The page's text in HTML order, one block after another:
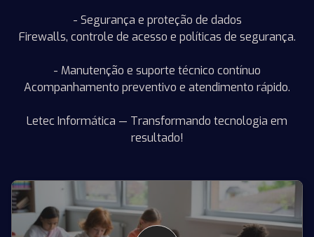
- Segurança e proteção de dados
Firewalls, controle de acesso e políticas de segurança.
- Manutenção e suporte técnico contínuo
Acompanhamento preventivo e atendimento rápido.
Letec Informática — Transformando tecnologia em
resultado!